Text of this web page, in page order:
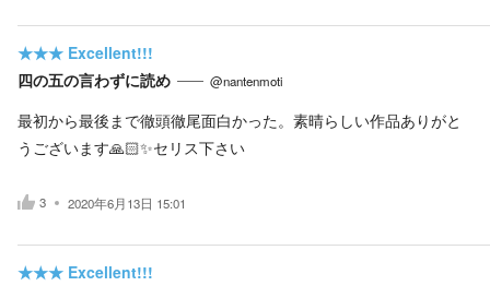
★★★ Excellent!!!
四の五の言わずに読め
@nantenmoti
最初から最後まで徹頭徹尾面白かった。素晴らしい作品ありがと
うございます🙏🏻✨セリス下さい
3 2020年6月13日 15:01
★★★ Excellent!!!